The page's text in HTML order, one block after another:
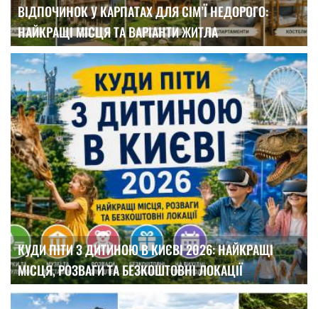
ВІДПОЧИНОК У КАРПАТАХ ДЛЯ СІМ’Ї НЕДОРОГО:
НАЙКРАЩІ МІСЦЯ ТА ВАРІАНТИ ЖИТЛА
КУДИ ПІТИ З ДИТИНОЮ В КИЄВІ 2026: НАЙКРАЩІ
МІСЦЯ, РОЗВАГИ ТА БЕЗКОШТОВНІ ЛОКАЦІЇ